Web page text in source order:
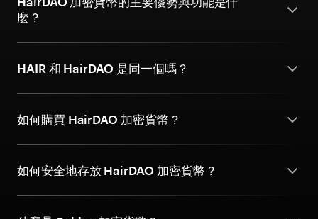
麼？
HAIR 和 HairDAO 是同一個嗎？
如何購買 HairDAO 加密貨幣？
如何安全地存放 HairDAO 加密貨幣？